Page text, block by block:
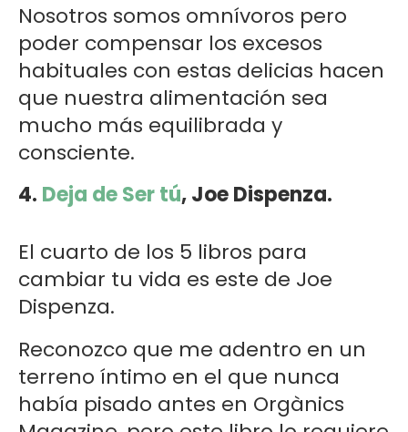
Nosotros somos omnívoros pero
poder compensar los excesos
habituales con estas delicias hacen
que nuestra alimentación sea
mucho más equilibrada y
consciente.
4. Deja de Ser tú, Joe Dispenza.
El cuarto de los 5 libros para
cambiar tu vida es este de Joe
Dispenza.
Reconozco que me adentro en un
terreno íntimo en el que nunca
había pisado antes en Orgànics